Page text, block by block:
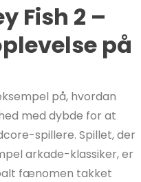
Fish 2 –
på
på, hvordan
med dybde for at
spillere. Spillet, der
arkade-klassiker, er
fænomen takket